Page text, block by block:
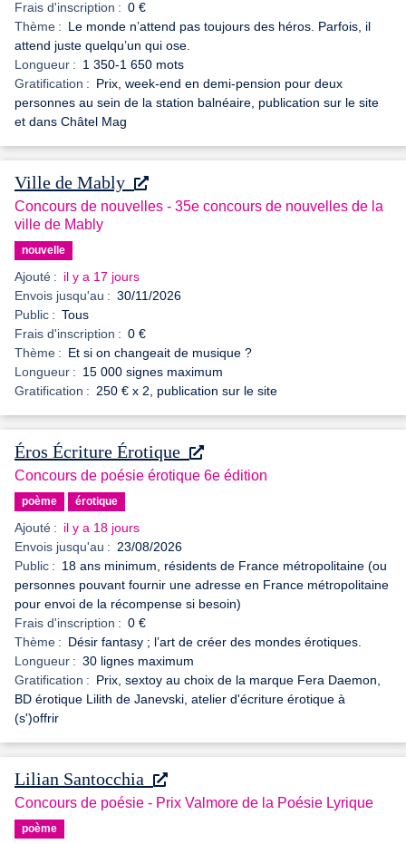
Frais d'inscription : 0 €
Thème : Le monde n’attend pas toujours des héros. Parfois, il
attend juste quelqu’un qui ose.
Longueur : 1 350-1 650 mots
Gratification : Prix, week-end en demi-pension pour deux
personnes au sein de la station balnéaire, publication sur le site
et dans Châtel Mag
Ville de Mably
Concours de nouvelles - 35e concours de nouvelles de la
ville de Mably
nouvelle
Ajouté : il y a 17 jours
Envois jusqu'au : 30/11/2026
Public : Tous
Frais d'inscription : 0 €
Thème : Et si on changeait de musique ?
Longueur : 15 000 signes maximum
Gratification : 250 € x 2, publication sur le site
Éros Écriture Érotique
Concours de poésie érotique 6e édition
poème érotique
Ajouté : il y a 18 jours
Envois jusqu'au : 23/08/2026
Public : 18 ans minimum, résidents de France métropolitaine (ou
personnes pouvant fournir une adresse en France métropolitaine
pour envoi de la récompense si besoin)
Frais d'inscription : 0 €
Thème : Désir fantasy ; l’art de créer des mondes érotiques.
Longueur : 30 lignes maximum
Gratification : Prix, sextoy au choix de la marque Fera Daemon,
BD érotique Lilith de Janevski, atelier d'écriture érotique à
(s')offrir
Lilian Santocchia
Concours de poésie - Prix Valmore de la Poésie Lyrique
poème